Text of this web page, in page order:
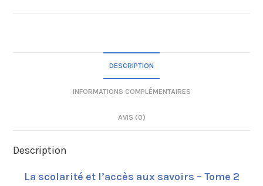
DESCRIPTION
INFORMATIONS COMPLÉMENTAIRES
AVIS (0)
Description
La scolarité et l’accès aux savoirs – Tome 2